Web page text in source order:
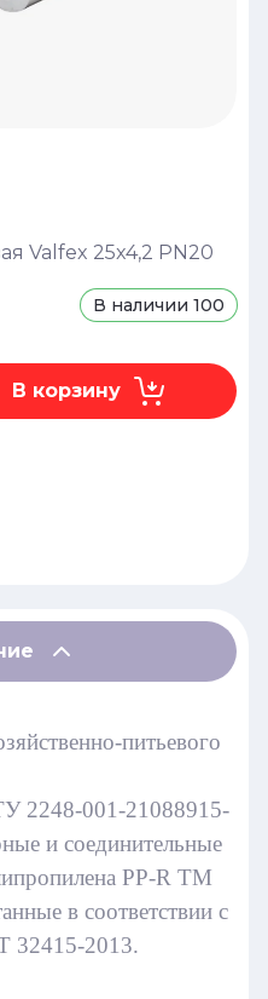
Valfex 25x4,2 PN20
В наличии 100
В корзину
питьевого
2248-001-21088915-
и соединительные
PP-R ТМ
в соответствии с
32415-2013.